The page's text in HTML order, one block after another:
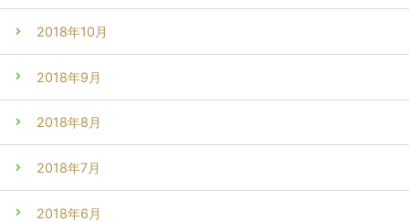
2018年10月
2018年9月
2018年8月
2018年7月
2018年6月